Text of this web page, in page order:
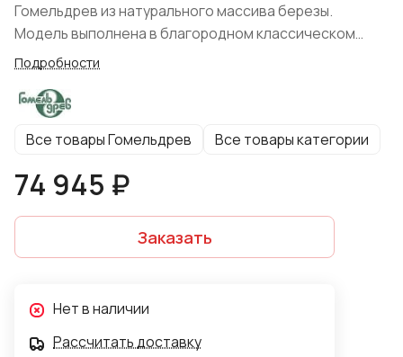
Гомельдрев из натурального массива березы.
Модель выполнена в благородном классическом
стиле, отличается элегантными формами, что
изысканной декоративной составляющей: фигурные
и резные элементы, оснащение эксклюзивной
фурнитурой, исполнение в благородных цветах,
Подробности
Все товары Гомельдрев Все товары категории
74 945 ₽
Заказать
Нет в наличии
Рассчитать доставку